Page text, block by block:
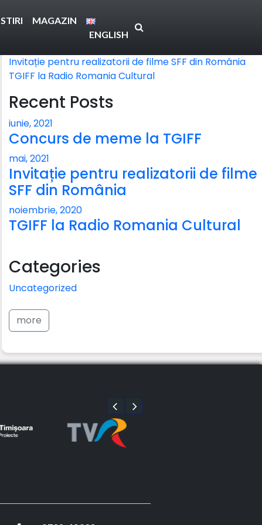
STIRI
MAGAZIN
ENGLISH
Ultimele postari
Invitație pentru realizatorii de filme SFF din România
TGIFF la Radio Romania Cultural
Recent Posts
iunie, 2021
Concurs de meme la TGIFF
mai, 2021
Invitație pentru realizatorii de filme
SFF din România
noiembrie, 2020
TGIFF la Radio Romania Cultural
Categories
Uncategorized
more